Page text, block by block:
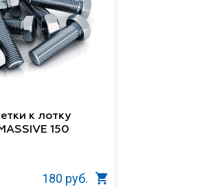
к лотку
150
180 руб.